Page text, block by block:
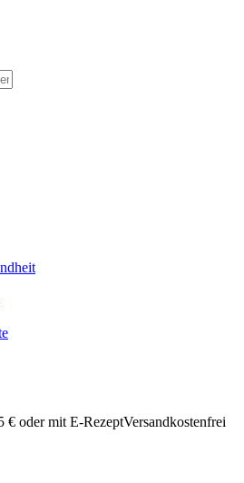
€ oder mit E-RezeptVersandkostenfrei